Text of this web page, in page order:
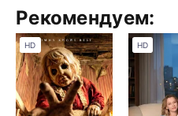
Рекомендуем:
HD HD